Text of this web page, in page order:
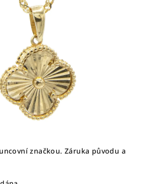
značkou. Záruka původu a